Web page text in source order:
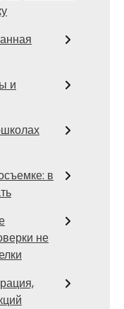
и
в
не